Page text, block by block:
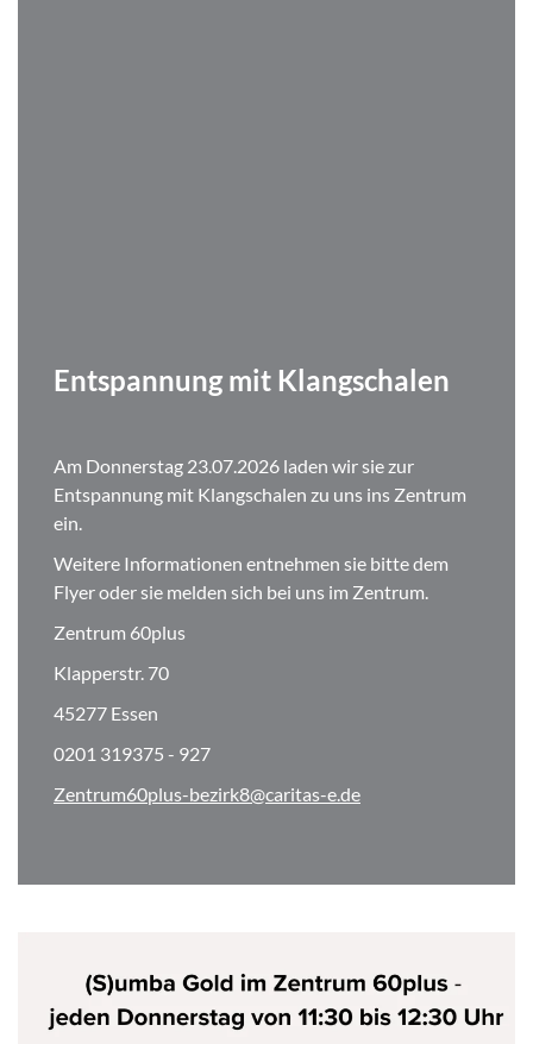
Entspannung mit Klangschalen
Am Donnerstag 23.07.2026 laden wir sie zur
Entspannung mit Klangschalen zu uns ins Zentrum
ein.
Weitere Informationen entnehmen sie bitte dem
Flyer oder sie melden sich bei uns im Zentrum.
Zentrum 60plus
Klapperstr. 70
45277 Essen
0201 319375 - 927
Zentrum60plus-bezirk8@caritas-e.de